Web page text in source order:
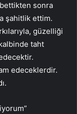
sonra
şahitlik ettim.
güzelliği
taht
edeceklerdir.